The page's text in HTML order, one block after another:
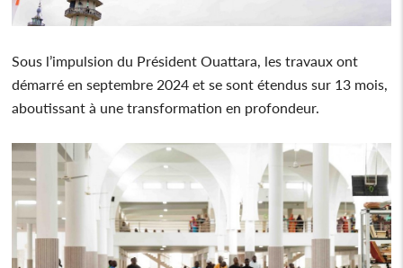
Sous l’impulsion du Président Ouattara, les travaux ont
démarré en septembre 2024 et se sont étendus sur 13 mois,
aboutissant à une transformation en profondeur.